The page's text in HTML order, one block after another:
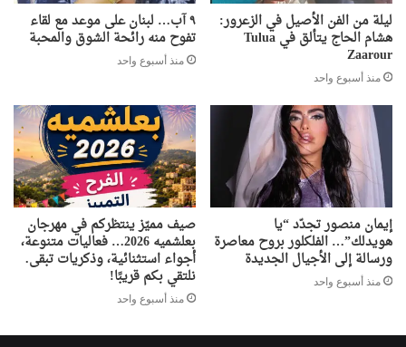
ليلة من الفن الأصيل في الزعرور:
هشام الحاج يتألق في Tulua
Zaarour
منذ أسبوع واحد
٩ آب… لبنان على موعد مع لقاء
تفوح منه رائحة الشوق والمحبة
منذ أسبوع واحد
إيمان منصور تجدّد “يا
هويدلك”… الفلكلور بروح معاصرة
ورسالة إلى الأجيال الجديدة
منذ أسبوع واحد
صيف مميّز ينتظركم في مهرجان
بعلشميه 2026… فعاليات متنوعة،
أجواء استثنائية، وذكريات تبقى.
نلتقي بكم قريبًا!
منذ أسبوع واحد